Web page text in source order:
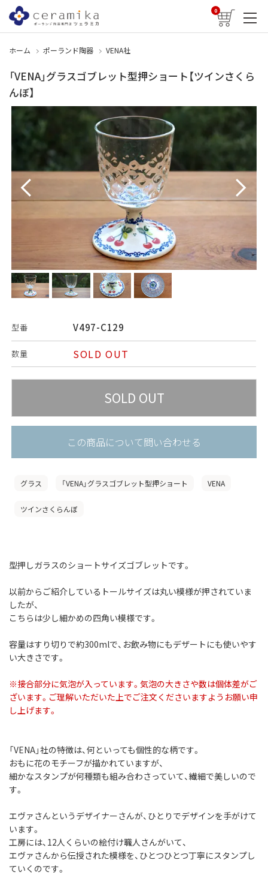
0
ホーム ポーランド陶器 VENA社
「VENA」グラスゴブレット型押ショート【ツインさくら
んぼ】
型番 V497-C129
数量 SOLD OUT
この商品について問い合わせる
グラス 「VENA」グラスゴブレット型押ショート VENA
ツインさくらんぼ
型押しガラスのショートサイズゴブレットです。
以前からご紹介しているトールサイズは丸い模様が押されていま
したが、
こちらは少し細かめの四角い模様です。
容量はすり切りで約300mlで、お飲み物にもデザートにも使いやす
い大きさです。
※接合部分に気泡が入っています。気泡の大きさや数は個体差がご
ざいます。ご理解いただいた上でご注文くださいますようお願い申
し上げます。
「VENA」社の特徴は、何といっても個性的な柄です。
おもに花のモチーフが描かれていますが、
細かなスタンプが何種類も組み合わさっていて、繊細で美しいので
す。
エヴァさんというデザイナーさんが、ひとりでデザインを手がけて
います。
工房には、12人くらいの絵付け職人さんがいて、
エヴァさんから伝授された模様を、ひとつひとつ丁寧にスタンプし
ていくのです。